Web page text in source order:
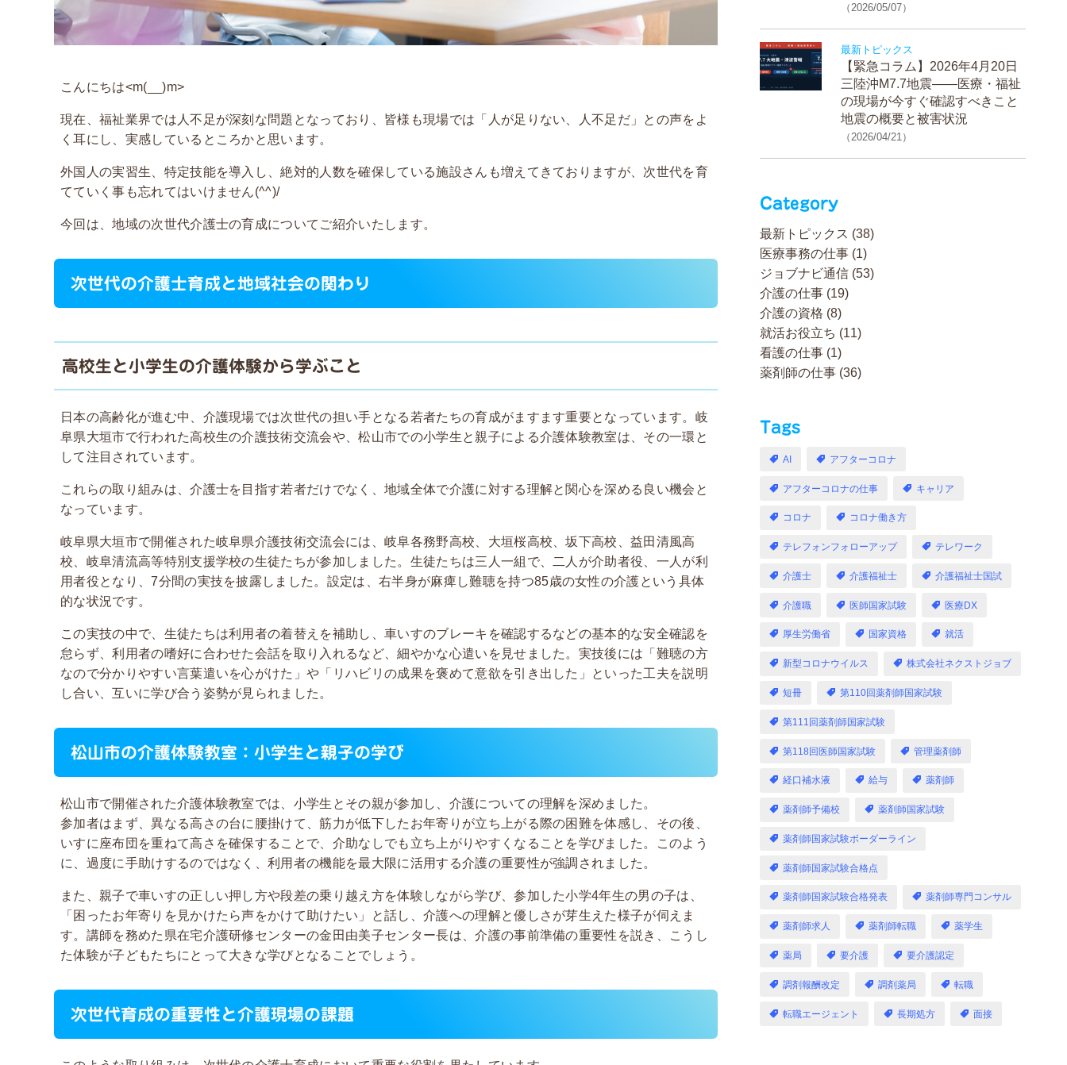
こんにちは<m(__)m>
現在、福祉業界では人不足が深刻な問題となっており、皆様も現場では「人が足りない、人不足だ」との声をよ
く耳にし、実感しているところかと思います。
外国人の実習生、特定技能を導入し、絶対的人数を確保している施設さんも増えてきておりますが、次世代を育
てていく事も忘れてはいけません(^^)/
今回は、地域の次世代介護士の育成についてご紹介いたします。
次世代の介護士育成と地域社会の関わり
高校生と小学生の介護体験から学ぶこと
日本の高齢化が進む中、介護現場では次世代の担い手となる若者たちの育成がますます重要となっています。岐
阜県大垣市で行われた高校生の介護技術交流会や、松山市での小学生と親子による介護体験教室は、その一環と
して注目されています。
これらの取り組みは、介護士を目指す若者だけでなく、地域全体で介護に対する理解と関心を深める良い機会と
なっています。
岐阜県大垣市で開催された岐阜県介護技術交流会には、岐阜各務野高校、大垣桜高校、坂下高校、益田清風高
校、岐阜清流高等特別支援学校の生徒たちが参加しました。生徒たちは三人一組で、二人が介助者役、一人が利
用者役となり、7分間の実技を披露しました。設定は、右半身が麻痺し難聴を持つ85歳の女性の介護という具体
的な状況です。
この実技の中で、生徒たちは利用者の着替えを補助し、車いすのブレーキを確認するなどの基本的な安全確認を
怠らず、利用者の嗜好に合わせた会話を取り入れるなど、細やかな心遣いを見せました。実技後には「難聴の方
なので分かりやすい言葉遣いを心がけた」や「リハビリの成果を褒めて意欲を引き出した」といった工夫を説明
し合い、互いに学び合う姿勢が見られました。
松山市の介護体験教室：小学生と親子の学び
松山市で開催された介護体験教室では、小学生とその親が参加し、介護についての理解を深めました。
参加者はまず、異なる高さの台に腰掛けて、筋力が低下したお年寄りが立ち上がる際の困難を体感し、その後、
いすに座布団を重ねて高さを確保することで、介助なしでも立ち上がりやすくなることを学びました。このよう
に、過度に手助けするのではなく、利用者の機能を最大限に活用する介護の重要性が強調されました。
また、親子で車いすの正しい押し方や段差の乗り越え方を体験しながら学び、参加した小学4年生の男の子は、
「困ったお年寄りを見かけたら声をかけて助けたい」と話し、介護への理解と優しさが芽生えた様子が伺えま
す。講師を務めた県在宅介護研修センターの金田由美子センター長は、介護の事前準備の重要性を説き、こうし
た体験が子どもたちにとって大きな学びとなることでしょう。
次世代育成の重要性と介護現場の課題
（2026/05/07）
最新トピックス
【緊急コラム】2026年4月20日
三陸沖M7.7地震——医療・福祉
の現場が今すぐ確認すべきこと
地震の概要と被害状況
（2026/04/21）
Category
最新トピックス (38)
医療事務の仕事 (1)
ジョブナビ通信 (53)
介護の仕事 (19)
介護の資格 (8)
就活お役立ち (11)
看護の仕事 (1)
薬剤師の仕事 (36)
Tags
AI アフターコロナ
アフターコロナの仕事 キャリア
コロナ コロナ働き方
テレフォンフォローアップ テレワーク
介護士 介護福祉士 介護福祉士国試
介護職 医師国家試験 医療DX
厚生労働省 国家資格 就活
新型コロナウイルス 株式会社ネクストジョブ
短冊 第110回薬剤師国家試験
第111回薬剤師国家試験
第118回医師国家試験 管理薬剤師
経口補水液 給与 薬剤師
薬剤師予備校 薬剤師国家試験
薬剤師国家試験ボーダーライン
薬剤師国家試験合格点
薬剤師国家試験合格発表 薬剤師専門コンサル
薬剤師求人 薬剤師転職 薬学生
薬局 要介護 要介護認定
調剤報酬改定 調剤薬局 転職
転職エージェント 長期処方 面接